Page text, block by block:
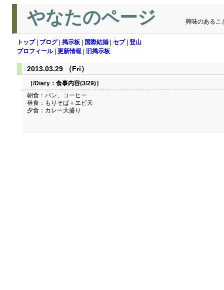
やなたのページ 興味のあるこ
トップ| ブログ| 掲示板 国際結婚 セブ| 登山
プロフィール| 更新情報 旧掲示板
2013.03.29 （Fri）
［/Diary： 食事内容(3/29)］
朝食：パン、コーヒー
昼食：もりそば＋エビ天
夕食：カレー大盛り